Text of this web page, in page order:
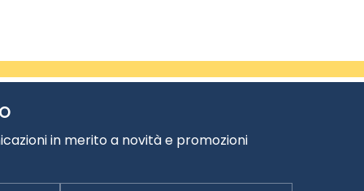
in merito a novità e promozioni